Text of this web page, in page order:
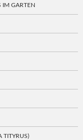
IM GARTEN
TITYRUS)